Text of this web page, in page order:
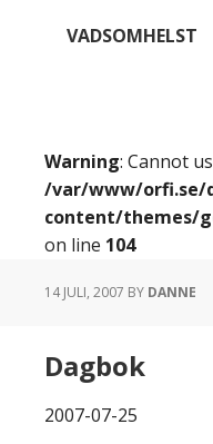
VADSOMHELST
Warning: Cannot
/var/www/orfi.se/
content/themes/
on line 104
14 JULI, 2007 BY DANNE
Dagbok
2007-07-25